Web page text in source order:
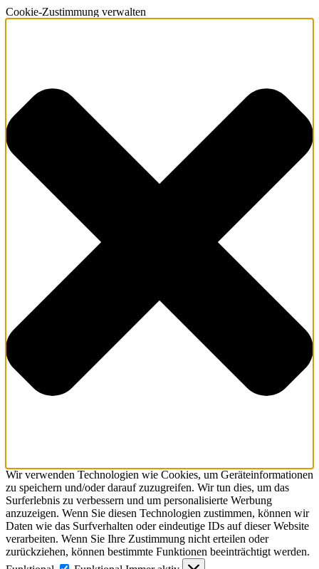
Cookie-Zustimmung verwalten
Wir verwenden Technologien wie Cookies, um Geräteinformationen
zu speichern und/oder darauf zuzugreifen. Wir tun dies, um das
Surferlebnis zu verbessern und um personalisierte Werbung
anzuzeigen. Wenn Sie diesen Technologien zustimmen, können wir
Daten wie das Surfverhalten oder eindeutige IDs auf dieser Website
verarbeiten. Wenn Sie Ihre Zustimmung nicht erteilen oder
zurückziehen, können bestimmte Funktionen beeinträchtigt werden.